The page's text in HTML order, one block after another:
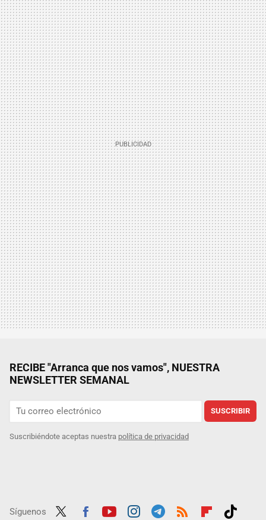
RECIBE "Arranca que nos vamos", NUESTRA
NEWSLETTER SEMANAL
SUSCRIBIR
Suscribiéndote aceptas nuestra política de privacidad
Síguenos